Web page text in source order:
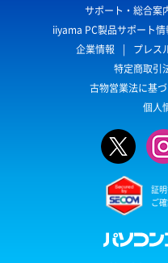
サポート・総合案
iiyama PC製品サポート情
企業情報
プレス
特定商取引
古物営業法に基
個人
証
ご